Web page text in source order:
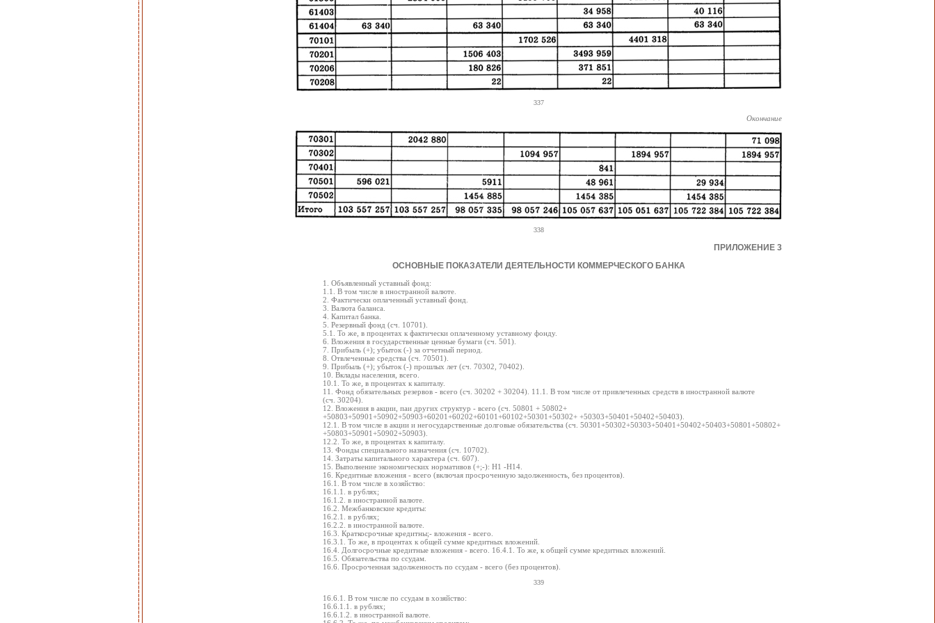
337
Окончание
338
ПРИЛОЖЕНИЕ 3
ОСНОВНЫЕ ПОКАЗАТЕЛИ ДЕЯТЕЛЬНОСТИ КОММЕРЧЕСКОГО БАНКА
1. Объявленный уставный фонд:
1.1. В том числе в иностранной валюте.
2. Фактически оплаченный уставный фонд.
3. Валюта баланса.
4. Капитал банка.
5. Резервный фонд (сч. 10701).
5.1. То же, в процентах к фактически оплаченному уставному фонду.
6. Вложения в государственные ценные бумаги (сч. 501).
7. Прибыль (+); убыток (-) за отчетный период.
8. Отвлеченные средства (сч. 70501).
9. Прибыль (+); убыток (-) прошлых лет (сч. 70302, 70402).
10. Вклады населения, всего.
10.1. То же, в процентах к капиталу.
11. Фонд обязательных резервов - всего (сч. 30202 + 30204). 11.1. В том числе от привлеченных средств в иностранной валюте
(сч. 30204).
12. Вложения в акции, паи других структур - всего (сч. 50801 + 50802+
+50803+50901+50902+50903+60201+60202+60101+60102+50301+50302+ +50303+50401+50402+50403).
12.1. В том числе в акции и негосударственные долговые обязательства (сч. 50301+50302+50303+50401+50402+50403+50801+50802+
+50803+50901+50902+50903).
12.2. То же, в процентах к капиталу.
13. Фонды специального назначения (сч. 10702).
14. Затраты капитального характера (сч. 607).
15. Выполнение экономических нормативов (+;-): H1 -Н14.
16. Кредитные вложения - всего (включая просроченную задолженность, без процентов).
16.1. В том числе в хозяйство:
16.1.1. в рублях;
16.1.2. в иностранной валюте.
16.2. Межбанковские кредиты:
16.2.1. в рублях;
16.2.2. в иностранной валюте.
16.3. Краткосрочные кредитны;- вложения - всего.
16.3.1. То же, в процентах к общей сумме кредитных вложений.
16.4. Долгосрочные кредитные вложения - всего. 16.4.1. То же, к общей сумме кредитных вложений.
16.5. Обязательства по ссудам.
16.6. Просроченная задолженность по ссудам - всего (без процентов).
339
16.6.1. В том числе по ссудам в хозяйство:
16.6.1.1. в рублях;
16.6.1.2. в иностранной валюте.